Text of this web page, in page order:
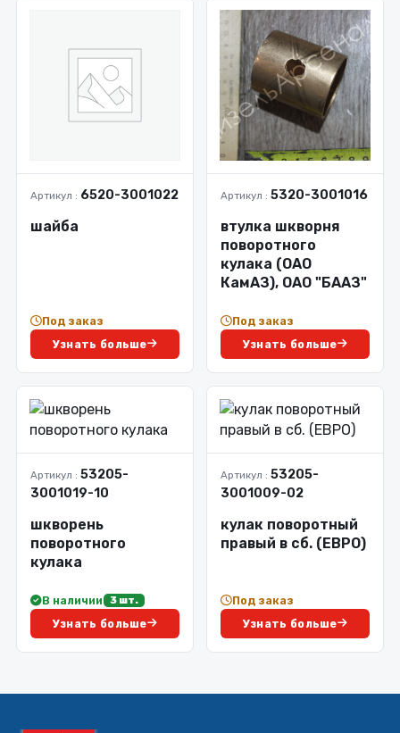
Артикул : 6520-3001022
шайба
Под заказ
Узнать больше
Артикул : 5320-3001016
втулка шкворня
поворотного
кулака (ОАО
КамАЗ), ОАО "БААЗ"
Под заказ
Узнать больше
Артикул : 53205-
3001019-10
шкворень
поворотного
кулака
В наличии 3 шт.
Узнать больше
Артикул : 53205-
3001009-02
кулак поворотный
правый в сб. (ЕВРО)
Под заказ
Узнать больше